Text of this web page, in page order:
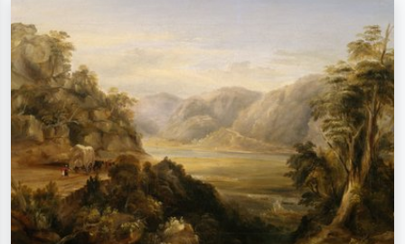
Sternennacht, Impressionismus, Welle
Wiese, Abstrakt mit viel Rot, Dunkles
Ölgemälde, Stehender Akt neben einem